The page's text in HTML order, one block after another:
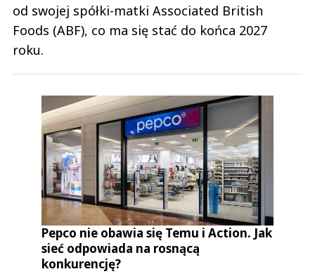
od swojej spółki-matki Associated British
Foods (ABF), co ma się stać do końca 2027
roku.
Pepco nie obawia się Temu i Action. Jak
sieć odpowiada na rosnącą
konkurencję?